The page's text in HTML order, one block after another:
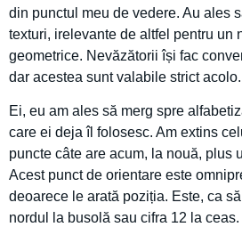
din punctul meu de vedere. Au ales
texturi, irelevante de altfel pentru un
geometrice. Nevăzătorii își fac
dar acestea sunt valabile strict acolo.
Ei, eu am ales să merg spre
care ei deja îl folosesc. Am extins
puncte câte are acum, la nouă, plus
Acest punct de orientare este
deoarece le arată poziția. Este, ca
nordul la busolă sau cifra 12 la ceas.